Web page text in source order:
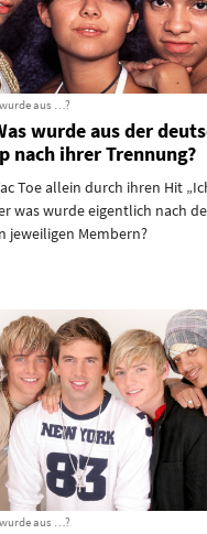
aus …?
wurde aus der
nach ihrer Trennung?
Toe allein durch ihren Hit
was wurde eigentlich nach
jeweiligen Membern?
aus …?